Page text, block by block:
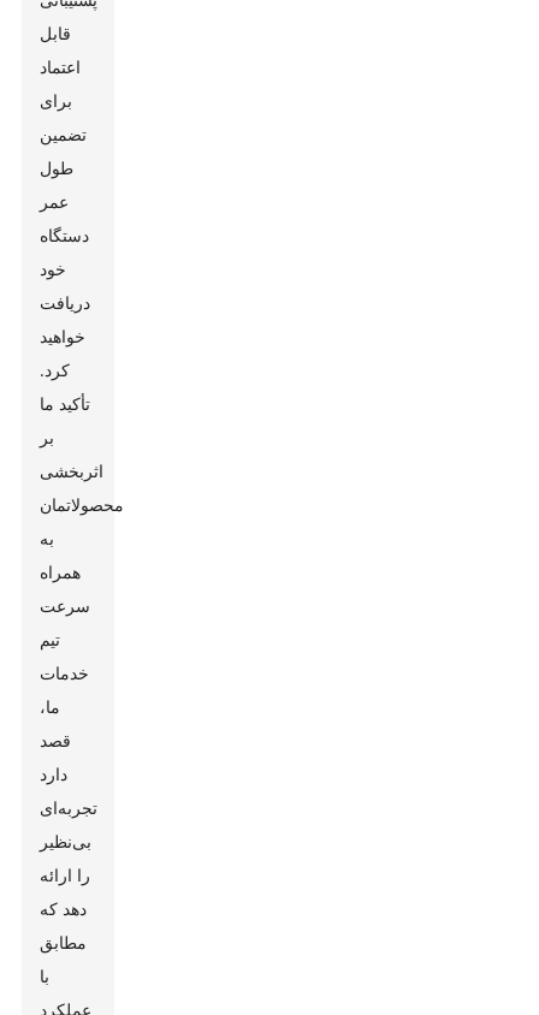
قابل
اعتماد
برای
تضمین
طول
عمر
دستگاه
خود
دریافت
خواهید
کرد.
تأکید ما
بر
اثربخشی
محصولاتمان
به
همراه
سرعت
تیم
خدمات
ما،
قصد
دارد
تجربه‌ای
بی‌نظیر
را ارائه
دهد که
مطابق
با
عملکرد